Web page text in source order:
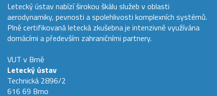
Letecký ústav nabízí širokou škálu služeb v oblasti
aerodynamiky, pevnosti a spolehlivosti komplexních systémů.
Plně certifikovaná letecká zkušebna je intenzivně využívána
domácími a především zahraničními partnery.
VUT v Brně
Letecký ústav
Technická 2896/2
616 69 Brno